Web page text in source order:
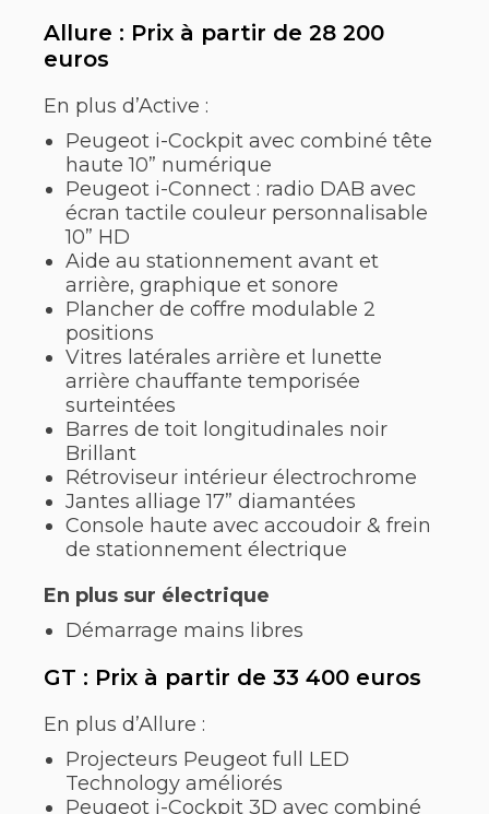
Allure : Prix à partir de 28 200
euros
En plus d’Active :
Peugeot i-Cockpit avec combiné tête
haute 10” numérique
Peugeot i-Connect : radio DAB avec
écran tactile couleur personnalisable
10” HD
Aide au stationnement avant et
arrière, graphique et sonore
Plancher de coffre modulable 2
positions
Vitres latérales arrière et lunette
arrière chauffante temporisée
surteintées
Barres de toit longitudinales noir
Brillant
Rétroviseur intérieur électrochrome
Jantes alliage 17” diamantées
Console haute avec accoudoir & frein
de stationnement électrique
En plus sur électrique
Démarrage mains libres
GT : Prix à partir de 33 400 euros
En plus d’Allure :
Projecteurs Peugeot full LED
Technology améliorés
Peugeot i-Cockpit 3D avec combiné